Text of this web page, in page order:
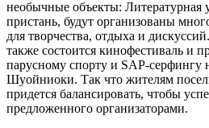
необычные объекты: Литературная
пристань, будут организованы
для творчества, отдыха и
также состоится кинофестиваль и
парусному спорту и SAP-серфингу
Шуойниоки. Так что жителям
придется балансировать, чтобы
предложенного организаторами.